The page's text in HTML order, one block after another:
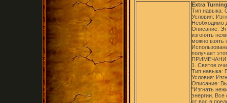
Extra Turning
Тип навыка:
Условия:
Необходимо
Описание:
изгонять
можно взять
получает
1. Святое
Тип навыка:
Условия:
Описание:
"Изгнать
энергии.
от вас в